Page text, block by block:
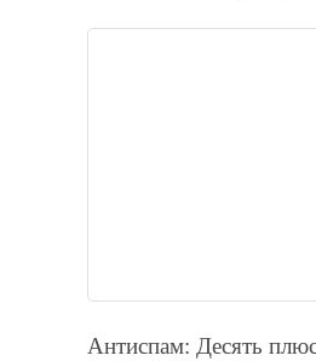
Антиспам: Дecять